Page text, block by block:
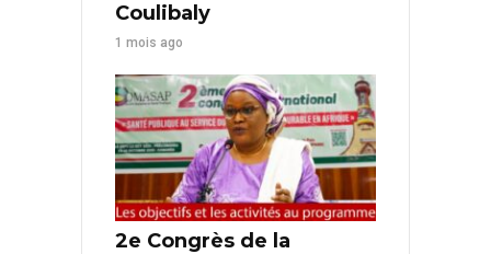
Coulibaly
1 mois ago
2e Congrès de la